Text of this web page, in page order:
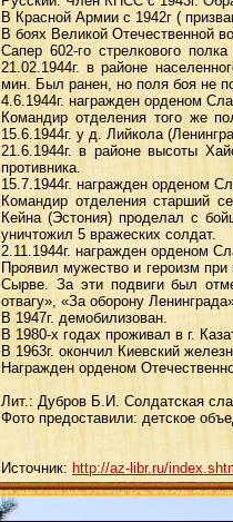
В Красной Армии с 1942г (
В боях Великой Отечественной
Сапер 602-го стрелкового
21.02.1944г. в районе
мин. Был ранен, но поля боя не
4.6.1944г. награжден орденом
Командир отделения того же
15.6.1944г. у д. Лийкола
21.6.1944г. в районе высоты
противника.
15.7.1944г. награжден орденом
Командир отделения старший
Кейна (Эстония) проделал с
уничтожил 5 вражеских солдат.
2.11.1944г. награжден орденом
Проявил мужество и героизм
Сырве. За эти подвиги был
отвагу», «За оборону
В 1947г. демобилизован.
В 1980-х годах проживал в г.
В 1963г. окончил Киевский
Награжден орденом
Лит.: Дубров Б.И. Солдатская
Фото предоставили: детское
Источник: http://az-libr.ru/